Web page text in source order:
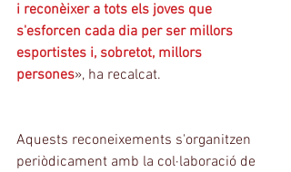
i reconèixer a tots els joves que
s'esforcen cada dia per ser millors
esportistes i, sobretot, millors
persones», ha recalcat.
Aquests reconeixements s'organitzen
periòdicament amb la col·laboració de